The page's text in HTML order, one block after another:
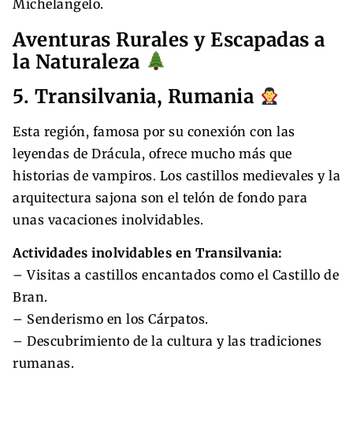
Michelangelo.
Aventuras Rurales y Escapadas a
la Naturaleza
5. Transilvania, Rumania
Esta región, famosa por su conexión con las
leyendas de Drácula, ofrece mucho más que
historias de vampiros. Los castillos medievales y la
arquitectura sajona son el telón de fondo para
unas vacaciones inolvidables.
Actividades inolvidables en Transilvania:
– Visitas a castillos encantados como el Castillo de
Bran.
– Senderismo en los Cárpatos.
– Descubrimiento de la cultura y las tradiciones
rumanas.